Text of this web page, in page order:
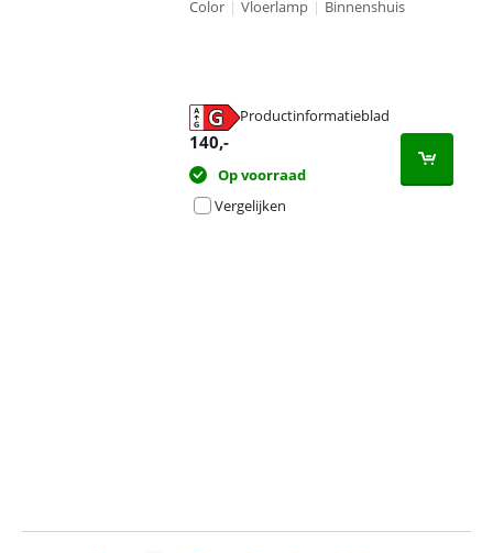
Color | Vloerlamp | Binnenshuis
Productinformatieblad
140,-
Op voorraad
Vergelijken